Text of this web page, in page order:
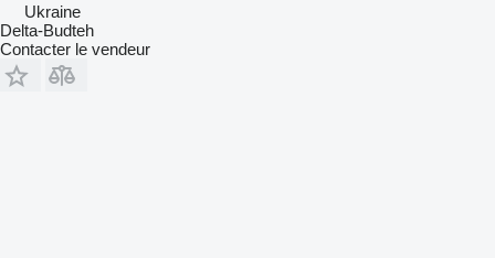
Ukraine
Delta-Budteh
Contacter le vendeur